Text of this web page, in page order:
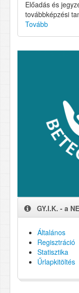
Előadás és
továbbképzési
Tovább
GY.I.K. - a
Általános
Regisztráció
Statisztika
Űrlapkitöltés